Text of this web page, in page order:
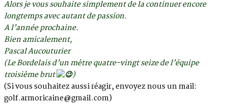
Alors je vous souhaite simplement de la continuer encore
longtemps avec autant de passion.
A l’année prochaine.
Bien amicalement,
Pascal Aucouturier
(Le Bordelais d’un mètre quatre-vingt seize de l’équipe
troisième brut
)
(Si vous souhaitez aussi réagir, envoyez nous un mail:
golf.armoricaine@gmail.com)